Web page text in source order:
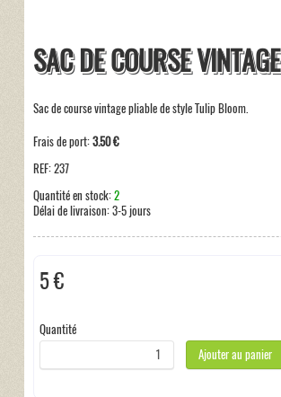
SAC DE COURSE VINTAGE
Sac de course vintage pliable de style Tulip Bloom.
Frais de port:3.50 €
REF:237
Quantité en stock:2
Délai de livraison:3-5 jours
5 €
Quantité
Ajouter au panier